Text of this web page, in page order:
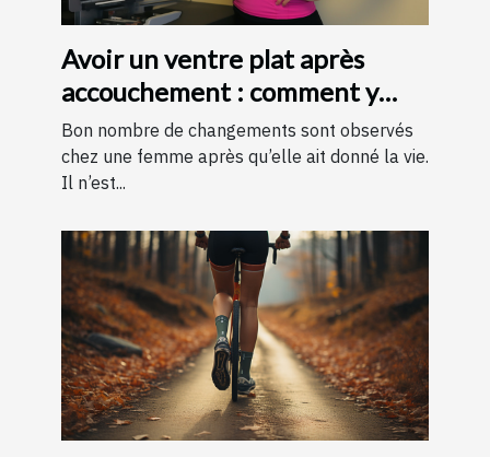
Avoir un ventre plat après
accouchement : comment y
parvenir ?
Bon nombre de changements sont observés
chez une femme après qu’elle ait donné la vie.
Il n’est...